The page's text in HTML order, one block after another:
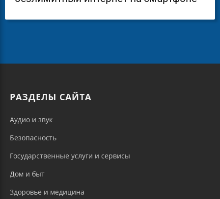
РАЗДЕЛЫ САЙТА
Аудио и звук
Безопасность
Государственные услуги и сервисы
Дом и быт
Здоровье и медицина